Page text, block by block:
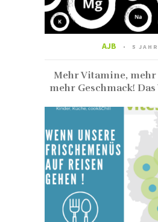
AJB 5
Mehr Vitamine,
mehr Geschmack!